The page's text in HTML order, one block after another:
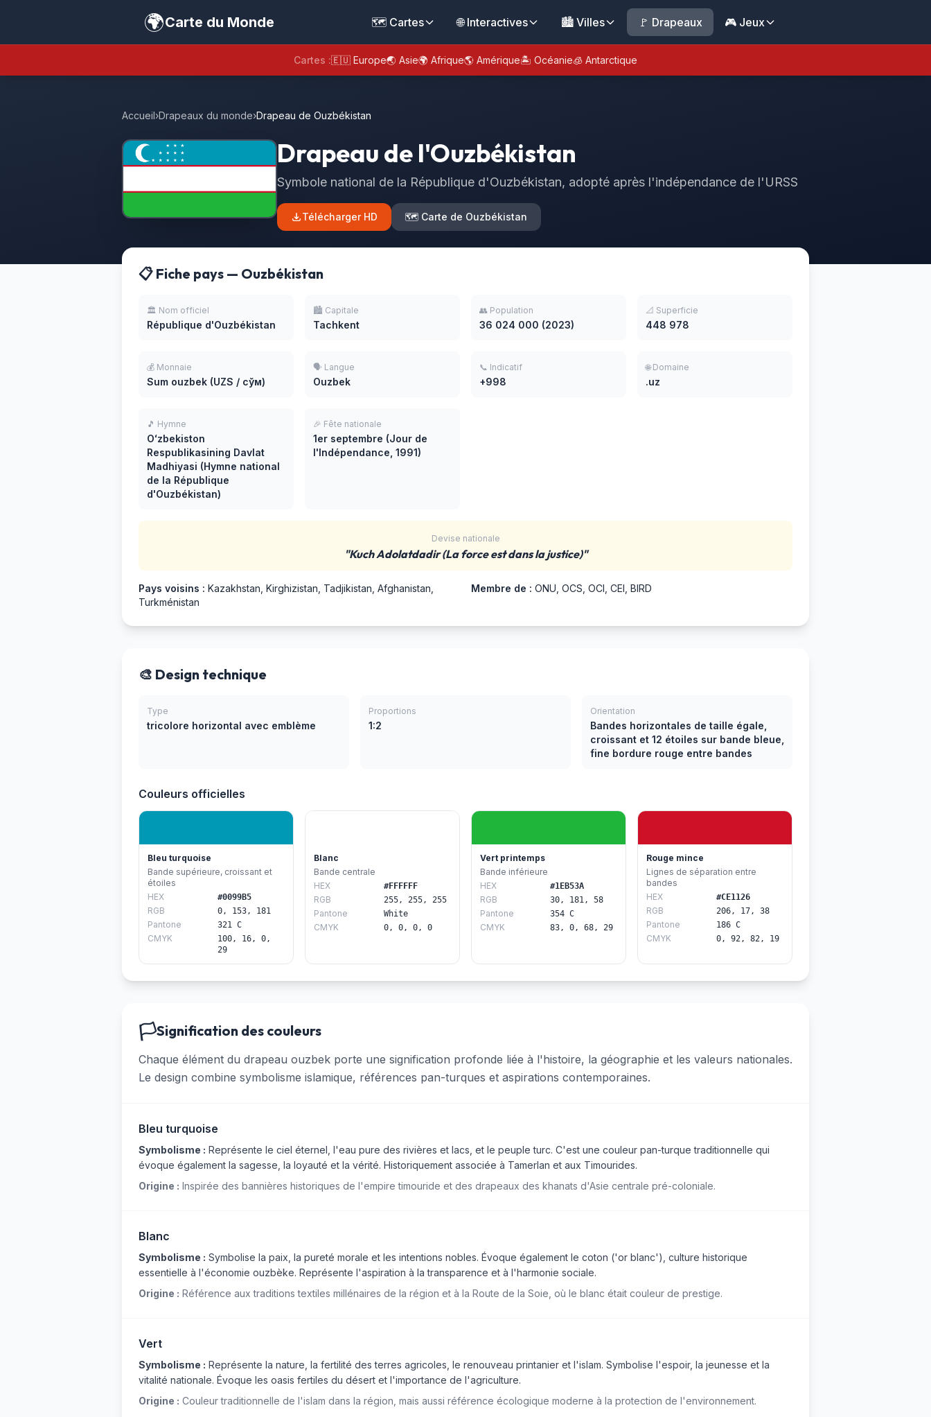
🌍Carte du Monde 🗺️ Cartes 🌐 Interactives 🏙️ Villes 🚩 Drapeaux 🎮 Jeux
Cartes :🇪🇺 Europe🌏 Asie🌍 Afrique🌎 Amérique🏝️ Océanie🧊 Antarctique
Accueil›Drapeaux du monde›Drapeau de Ouzbékistan
Drapeau de l'Ouzbékistan
Symbole national de la République d'Ouzbékistan, adopté après l'indépendance de l'URSS
Télécharger HD 🗺️ Carte de Ouzbékistan
📋 Fiche pays — Ouzbékistan
🏛️ Nom officiel
République d'Ouzbékistan
🏙️ Capitale
Tachkent
👥 Population
36 024 000 (2023)
📐 Superficie
448 978
💰 Monnaie
Sum ouzbek (UZS / сўм)
🗣️ Langue
Ouzbek
📞 Indicatif
+998
🌐 Domaine
.uz
🎵 Hymne
Oʻzbekiston
Respublikasining Davlat
Madhiyasi (Hymne national
de la République
d'Ouzbékistan)
🎉 Fête nationale
1er septembre (Jour de
l'Indépendance, 1991)
Devise nationale
"Kuch Adolatdadir (La force est dans la justice)"
Pays voisins : Kazakhstan, Kirghizistan, Tadjikistan, Afghanistan,
Turkménistan
Membre de : ONU, OCS, OCI, CEI, BIRD
🎨 Design technique
Type
tricolore horizontal avec emblème
Proportions
1:2
Orientation
Bandes horizontales de taille égale,
croissant et 12 étoiles sur bande bleue,
fine bordure rouge entre bandes
Couleurs officielles
Bleu turquoise
Bande supérieure, croissant et
étoiles
HEX
#0099B5
RGB 0, 153, 181
Pantone 321 C
CMYK
100, 16, 0,
29
Blanc
Bande centrale
HEX
#FFFFFF
RGB 255, 255, 255
Pantone White
CMYK 0, 0, 0, 0
Vert printemps
Bande inférieure
HEX
#1EB53A
RGB 30, 181, 58
Pantone 354 C
CMYK 83, 0, 68, 29
Rouge mince
Lignes de séparation entre
bandes
HEX
#CE1126
RGB 206, 17, 38
Pantone 186 C
CMYK 0, 92, 82, 19
🏳️Signification des couleurs
Chaque élément du drapeau ouzbek porte une signification profonde liée à l'histoire, la géographie et les valeurs nationales.
Le design combine symbolisme islamique, références pan-turques et aspirations contemporaines.
Bleu turquoise
Symbolisme : Représente le ciel éternel, l'eau pure des rivières et lacs, et le peuple turc. C'est une couleur pan-turque traditionnelle qui
évoque également la sagesse, la loyauté et la vérité. Historiquement associée à Tamerlan et aux Timourides.
Origine : Inspirée des bannières historiques de l'empire timouride et des drapeaux des khanats d'Asie centrale pré-coloniale.
Blanc
Symbolisme : Symbolise la paix, la pureté morale et les intentions nobles. Évoque également le coton ('or blanc'), culture historique
essentielle à l'économie ouzbèke. Représente l'aspiration à la transparence et à l'harmonie sociale.
Origine : Référence aux traditions textiles millénaires de la région et à la Route de la Soie, où le blanc était couleur de prestige.
Vert
Symbolisme : Représente la nature, la fertilité des terres agricoles, le renouveau printanier et l'islam. Symbolise l'espoir, la jeunesse et la
vitalité nationale. Évoque les oasis fertiles du désert et l'importance de l'agriculture.
Origine : Couleur traditionnelle de l'islam dans la région, mais aussi référence écologique moderne à la protection de l'environnement.